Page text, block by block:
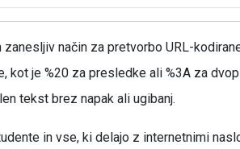
način za pretvorbo URL-
kot je %20 za presledke ali %3A za
tekst brez napak ali ugibanj.
in vse, ki delajo z internetnimi